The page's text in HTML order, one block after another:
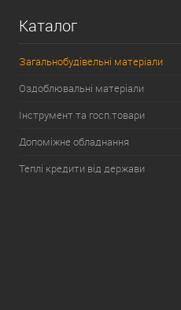
Каталог
Загальнобудівельні матеріали
Оздоблювальні матеріали
Інструмент та госп.товари
Допоміжне обладнання
Теплі кредити від держави